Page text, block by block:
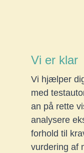
Vi er klar
Vi hjælper
med
an på rette
analysere
forhold til
vurdering af